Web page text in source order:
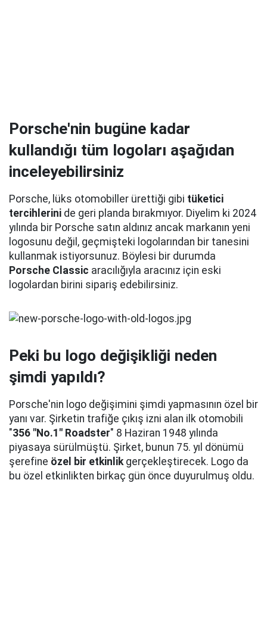
Porsche'nin bugüne kadar
kullandığı tüm logoları aşağıdan
inceleyebilirsiniz
Porsche, lüks otomobiller ürettiği gibi tüketici
tercihlerini de geri planda bırakmıyor. Diyelim ki 2024
yılında bir Porsche satın aldınız ancak markanın yeni
logosunu değil, geçmişteki logolarından bir tanesini
kullanmak istiyorsunuz. Böylesi bir durumda
Porsche Classic aracılığıyla aracınız için eski
logolardan birini sipariş edebilirsiniz.
Peki bu logo değişikliği neden
şimdi yapıldı?
Porsche'nin logo değişimini şimdi yapmasının özel bir
yanı var. Şirketin trafiğe çıkış izni alan ilk otomobili
"356 "No.1" Roadster" 8 Haziran 1948 yılında
piyasaya sürülmüştü. Şirket, bunun 75. yıl dönümü
şerefine özel bir etkinlikgerçekleştirecek. Logo da
bu özel etkinlikten birkaç gün önce duyurulmuş oldu.